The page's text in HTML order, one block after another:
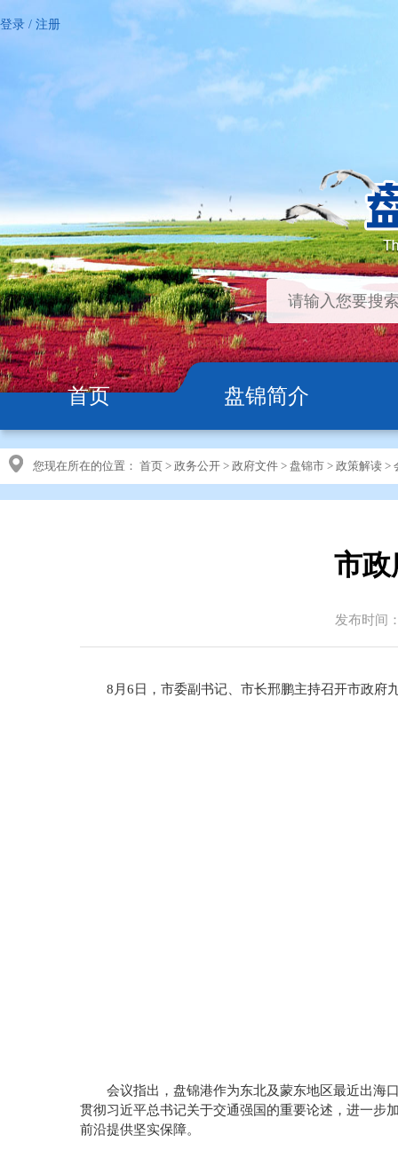
登录 / 注册
首页 盘锦简介
您现在所在的位置： 首页 > 政务公开 > 政府文件 > 盘锦市 > 政策解读 >
市政
发布时间
8月6日，市委副书记、市长邢鹏主持召开市政府
会议指出，盘锦港作为东北及蒙东地区最近出海
贯彻习近平总书记关于交通强国的重要论述，进一步
前沿提供坚实保障。